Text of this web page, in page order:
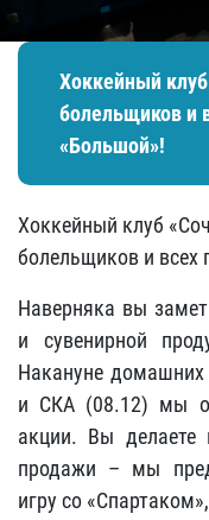
Хоккейный
болельщиков и
«Большой»!
Хоккейный клуб
болельщиков и всех
Наверняка вы
и сувенирной
Накануне
и СКА (08.12) мы
акции. Вы делаете
продажи – мы
игру со